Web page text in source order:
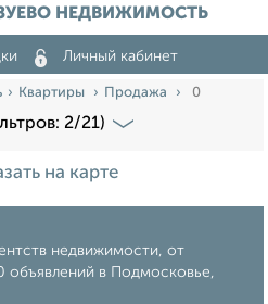
НЕДВИЖИМОСТЬ
Личный кабинет
Квартиры Продажа 0
2/21)
на карте
недвижимости, от
объявлений в Подмосковье,